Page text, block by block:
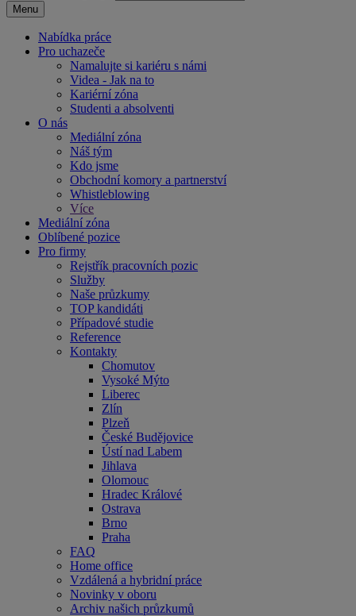
Menu
Nabídka práce
Pro uchazeče
Namalujte si kariéru s námi
Videa - Jak na to
Kariérní zóna
Studenti a absolventi
O nás
Mediální zóna
Náš tým
Kdo jsme
Obchodní komory a partnerství
Whistleblowing
Více
Mediální zóna
Oblíbené pozice
Pro firmy
Rejstřík pracovních pozic
Služby
Naše průzkumy
TOP kandidáti
Případové studie
Reference
Kontakty
Chomutov
Vysoké Mýto
Liberec
Zlín
Plzeň
České Budějovice
Ústí nad Labem
Jihlava
Olomouc
Hradec Králové
Ostrava
Brno
Praha
FAQ
Home office
Vzdálená a hybridní práce
Novinky v oboru
Archiv našich průzkumů